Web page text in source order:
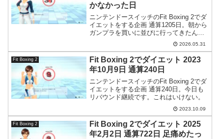
かなかった日
ニンテンドースイッチのFit Boxing 2でダ
イエットをする企画 通算1205日。朝から
ガンプラを買いに並びに行ってきたんで
すが勝者にはなれませんでした。2026.05.31
Fit Boxing 2
Fit Boxing 2でダイエット 2023
年10月9日 通算240日
ニンテンドースイッチのFit Boxing 2でダ
イエットをする企画 通算240日。今日も
リバウンド継続です。これはいけない。
2023.10.09
Fit Boxing 2
Fit Boxing 2でダイエット 2025
年2月2日 通算722日 足痛めたっ